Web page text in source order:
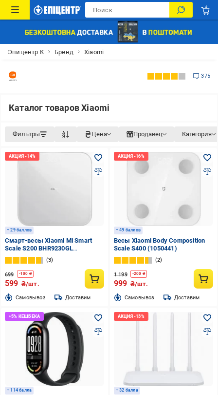
Эпицентр К Бренд Xiaomi
375
Каталог товаров Xiaomi
Фильтры Цена Продавец Категория
+ 29 баллов
Смарт-весы Xiaomi Mi Smart
Scale S200 BHR9230GL
(1128680)
3
699 -100 ₴
599 ₴/шт.
Cамовывоз Доставим
+ 49 баллов
Весы Xiaomi Body Composition
Scale S400 (1050441)
2
1 199 -200 ₴
999 ₴/шт.
Cамовывоз Доставим
+ 114 балла + 32 балла